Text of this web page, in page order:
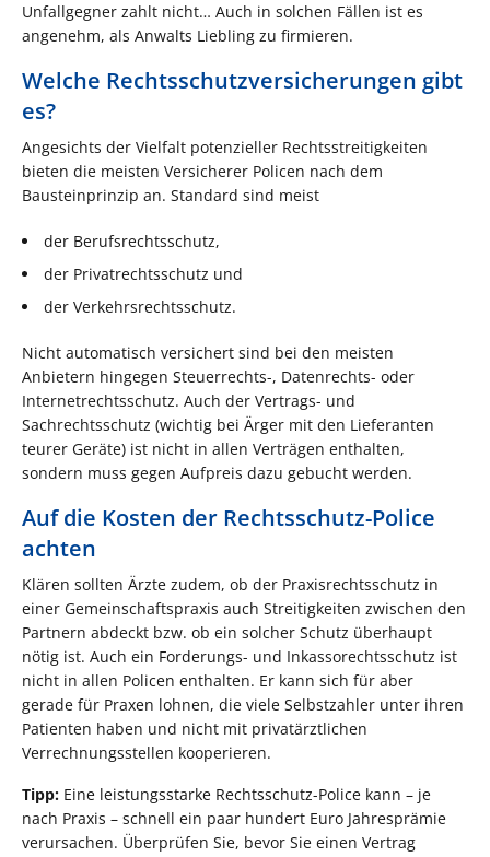
Unfallgegner zahlt nicht… Auch in solchen Fällen ist es
angenehm, als Anwalts Liebling zu firmieren.
Welche Rechtsschutzversicherungen gibt
es?
Angesichts der Vielfalt potenzieller Rechtsstreitigkeiten
bieten die meisten Versicherer Policen nach dem
Bausteinprinzip an. Standard sind meist
der Berufsrechtsschutz,
der Privatrechtsschutz und
der Verkehrsrechtsschutz.
Nicht automatisch versichert sind bei den meisten
Anbietern hingegen Steuerrechts-, Datenrechts- oder
Internetrechtsschutz. Auch der Vertrags- und
Sachrechtsschutz (wichtig bei Ärger mit den Lieferanten
teurer Geräte) ist nicht in allen Verträgen enthalten,
sondern muss gegen Aufpreis dazu gebucht werden.
Auf die Kosten der Rechtsschutz-Police
achten
Klären sollten Ärzte zudem, ob der Praxisrechtsschutz in
einer Gemeinschaftspraxis auch Streitigkeiten zwischen den
Partnern abdeckt bzw. ob ein solcher Schutz überhaupt
nötig ist. Auch ein Forderungs- und Inkassorechtsschutz ist
nicht in allen Policen enthalten. Er kann sich für aber
gerade für Praxen lohnen, die viele Selbstzahler unter ihren
Patienten haben und nicht mit privatärztlichen
Verrechnungsstellen kooperieren.
Tipp: Eine leistungsstarke Rechtsschutz-Police kann – je
nach Praxis – schnell ein paar hundert Euro Jahresprämie
verursachen. Überprüfen Sie, bevor Sie einen Vertrag